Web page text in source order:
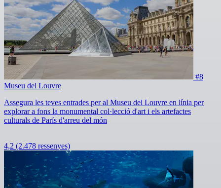
#8
Museu del Louvre
Assegura les teves entrades per al Museu del Louvre en línia per
explorar a fons la monumental col·lecció d'art i els artefactes
culturals de París d'arreu del món
4,2 (2.478 ressenyes)